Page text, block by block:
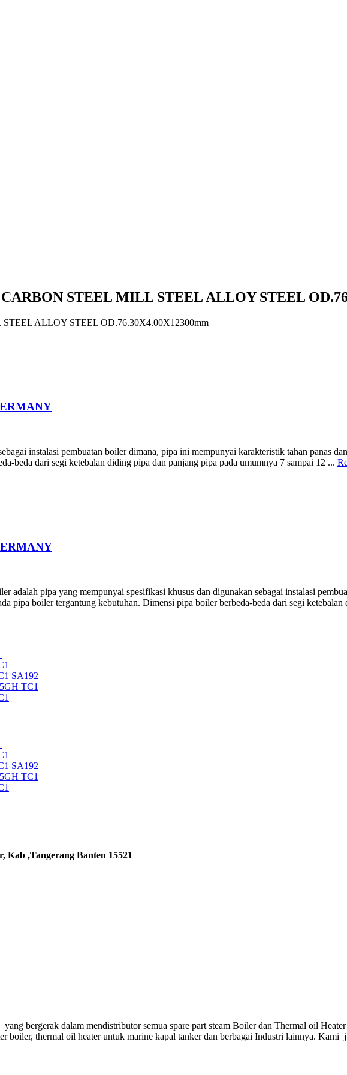
STEEL MILL STEEL ALLOY STEEL
ALLOY STEEL OD.76.30X4.00X12300mm
instalasi pembuatan boiler dimana, pipa ini mempunyai karakteristik tahan panas
beda dari segi ketebalan diding pipa dan panjang pipa pada umumnya 7 sampai 12 ...
pipa yang mempunyai spesifikasi khusus dan digunakan sebagai instalasi
pipa boiler tergantung kebutuhan. Dimensi pipa boiler berbeda-beda dari segi
SA192
TC1
SA192
TC1
Kab ,Tangerang Banten 15521
yang bergerak dalam mendistributor semua spare part steam Boiler dan Thermal oil
thermal oil heater untuk marine kapal tanker dan berbagai Industri lainnya. Kami